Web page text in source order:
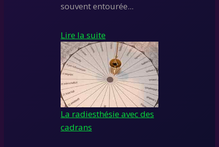
souvent entourée...
Lire la suite
La radiesthésie avec des
cadrans